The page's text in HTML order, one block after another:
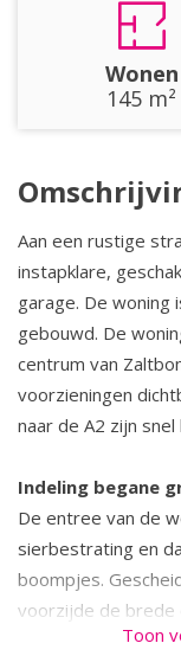
Wonen
145 m²
Aan een rustige
instapklare,
garage. De woning
gebouwd. De
centrum van
voorzieningen
naar de A2 zijn
Indeling begane
De entree van de
sierbestrating en
boompjes.
voorzijde de brede
ruimte voor Toon